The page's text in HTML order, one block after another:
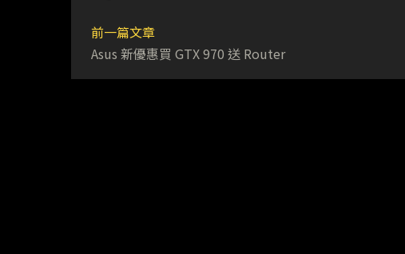
前一篇文章
Asus 新優惠買 GTX 970 送 Router